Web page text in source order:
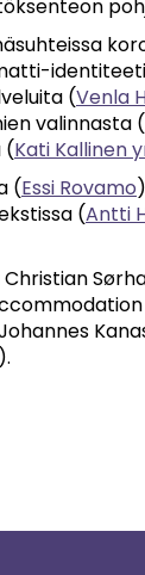
(Venla
valinnasta (
(Kati Kallinen
(Essi Rovamo
(Antti